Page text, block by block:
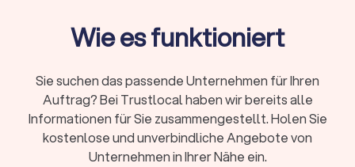
Steuerberaterkammer ist Pflicht, Fachberater-
Titel zeigen Spezialisierung
Vorteile – persönlicher Kontakt oder flexible
digitale Zusammenarbeit
Erstgespräch:Viele Kanzleien bieten 15-20
Minuten kostenlos an
Wie es funktioniert
Sie suchen das passende Unternehmen für Ihren
Auftrag? Bei Trustlocal haben wir bereits alle
Informationen für Sie zusammengestellt. Holen Sie
kostenlose und unverbindliche Angebote von
Unternehmen in Ihrer Nähe ein.